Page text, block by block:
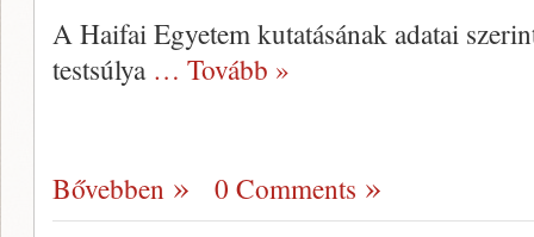
A Haifai Egyetem kutatásának adatai
testsúlya … Tovább »
Bővebben 0 Comments